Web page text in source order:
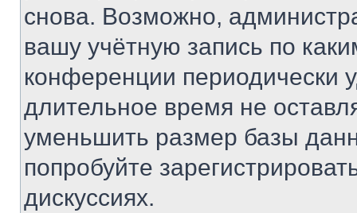
снова. Возможно,
вашу учётную запись по
конференции периодически
длительное время не
уменьшить размер базы
попробуйте
дискуссиях.